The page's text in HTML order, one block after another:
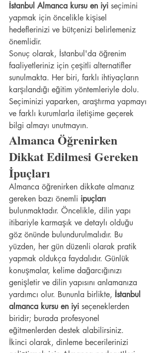
İstanbul Almanca kursu en iyi seçimini
yapmak için öncelikle kişisel
hedeflerinizi ve bütçenizi belirlemeniz
önemlidir.
Sonuç olarak, İstanbul'da öğrenim
faaliyetleriniz için çeşitli alternatifler
sunulmakta. Her biri, farklı ihtiyaçların
karşılandığı eğitim yöntemleriyle dolu.
Seçiminizi yaparken, araştırma yapmayı
ve farklı kurumlarla iletişime geçerek
bilgi almayı unutmayın.
Almanca Öğrenirken
Dikkat Edilmesi Gereken
İpuçları
Almanca öğrenirken dikkate almanız
gereken bazı önemli ipuçları
bulunmaktadır. Öncelikle, dilin yapı
itibariyle karmaşık ve detaylı olduğu
göz önünde bulundurulmalıdır. Bu
yüzden, her gün düzenli olarak pratik
yapmak oldukça faydalıdır. Günlük
konuşmalar, kelime dağarcığınızı
genişletir ve dilin yapısını anlamanıza
yardımcı olur. Bununla birlikte, İstanbul
almanca kursu en iyi seçeneklerden
biridir; burada profesyonel
eğitmenlerden destek alabilirsiniz.
İkinci olarak, dinleme becerilerinizi